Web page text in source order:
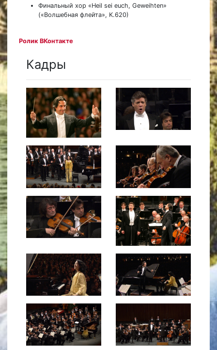
Финальный хор «Heil sei euch, Geweihten»
(«Волшебная флейта», K.620)
Ролик ВКонтакте
Кадры